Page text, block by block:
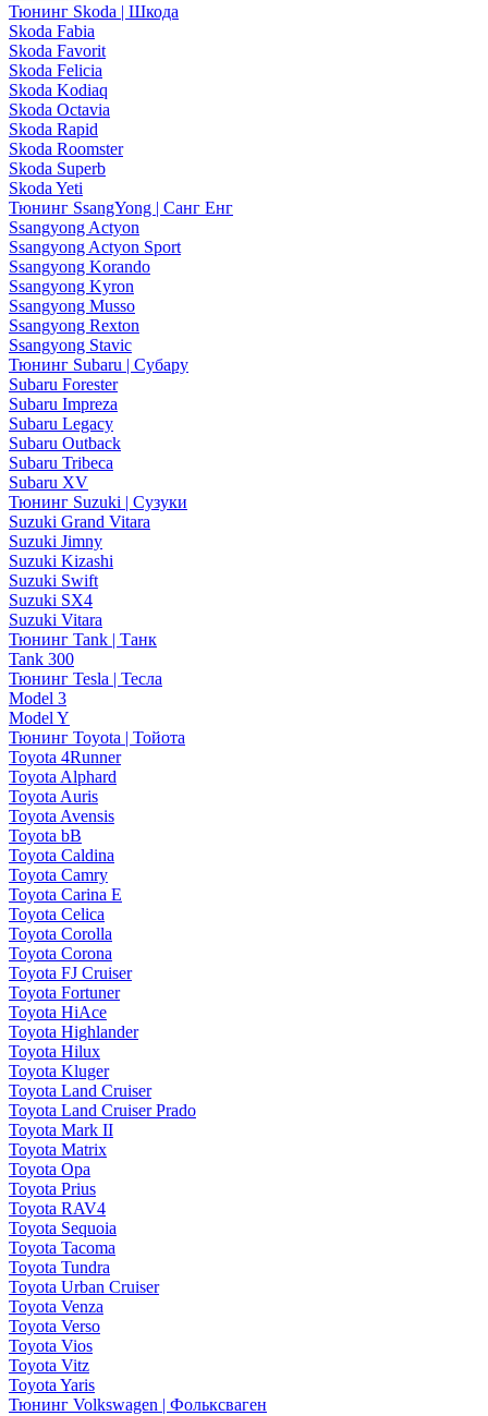
Тюнинг Skoda | Шкода
Skoda Fabia
Skoda Favorit
Skoda Felicia
Skoda Kodiaq
Skoda Octavia
Skoda Rapid
Skoda Roomster
Skoda Superb
Skoda Yeti
Тюнинг SsangYong | Санг Енг
Ssangyong Actyon
Ssangyong Actyon Sport
Ssangyong Korando
Ssangyong Kyron
Ssangyong Musso
Ssangyong Rexton
Ssangyong Stavic
Тюнинг Subaru | Субару
Subaru Forester
Subaru Impreza
Subaru Legacy
Subaru Outback
Subaru Tribeca
Subaru XV
Тюнинг Suzuki | Сузуки
Suzuki Grand Vitara
Suzuki Jimny
Suzuki Kizashi
Suzuki Swift
Suzuki SX4
Suzuki Vitara
Тюнинг Tank | Танк
Tank 300
Тюнинг Tesla | Тесла
Model 3
Model Y
Тюнинг Toyota | Тойота
Toyota 4Runner
Toyota Alphard
Toyota Auris
Toyota Avensis
Toyota bB
Toyota Caldina
Toyota Camry
Toyota Carina E
Toyota Celica
Toyota Corolla
Toyota Corona
Toyota FJ Cruiser
Toyota Fortuner
Toyota HiAce
Toyota Highlander
Toyota Hilux
Toyota Kluger
Toyota Land Cruiser
Toyota Land Cruiser Prado
Toyota Mark II
Toyota Matrix
Toyota Opa
Toyota Prius
Toyota RAV4
Toyota Sequoia
Toyota Tacoma
Toyota Tundra
Toyota Urban Cruiser
Toyota Venza
Toyota Verso
Toyota Vios
Toyota Vitz
Toyota Yaris
Тюнинг Volkswagen | Фольксваген